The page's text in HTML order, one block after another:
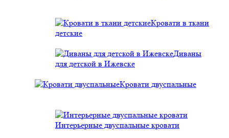
Кровати в ткани
детские
Диваны
для детской в Ижевске
Кровати двуспальные
Интерьерные двуспальные кровати